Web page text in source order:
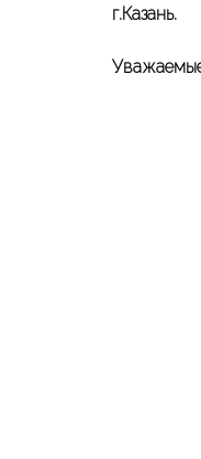
г.Казань.